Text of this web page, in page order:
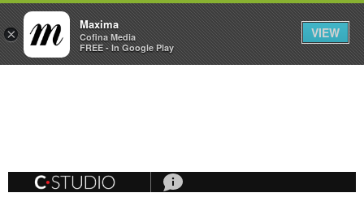
×
Maxima
Cofina Media
FREE - In Google Play
VIEW
INICIAR SESSÃO